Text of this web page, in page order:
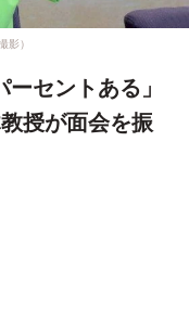
影）
セントある」
授が面会を振